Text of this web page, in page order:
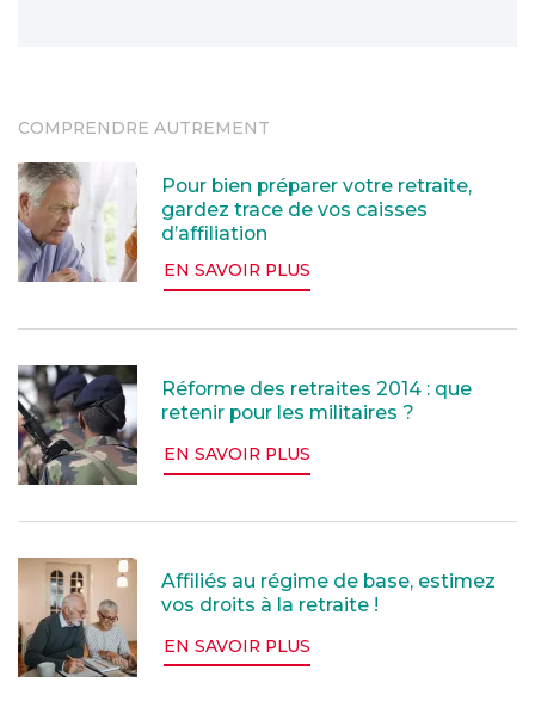
COMPRENDRE AUTREMENT
Pour bien préparer votre retraite, gardez trace de
Pour bien préparer votre retraite,
gardez trace de vos caisses
d’affiliation
EN SAVOIR PLUS
Réforme des retraites 2014 : que retenir pour les
Réforme des retraites 2014 : que
retenir pour les militaires ?
EN SAVOIR PLUS
Affiliés au régime de base, estimez vos droits à la
Affiliés au régime de base, estimez
vos droits à la retraite !
EN SAVOIR PLUS